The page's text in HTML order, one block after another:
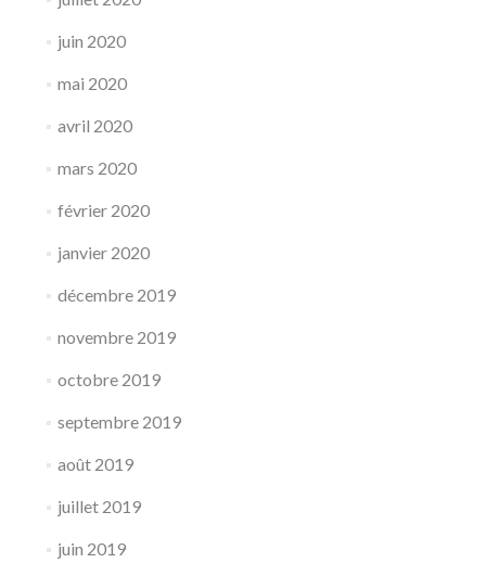
juin 2020
mai 2020
avril 2020
mars 2020
février 2020
janvier 2020
décembre 2019
novembre 2019
octobre 2019
septembre 2019
août 2019
juillet 2019
juin 2019